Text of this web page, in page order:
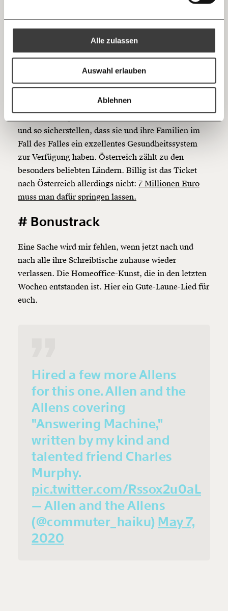
Alle zulassen
Auswahl erlauben
Ablehnen
Mehr Informationen:Datenschutz.
Anmelden
Ich spende einmalig
20€ 40€
60€ 100€
150€ €
Ich möchte meine Spende verschenken.
Du erhältst eine E-Mail mit deiner
Geschenkurkunde im PDF-Format, welche Du
ausdrucken oder weiterleiten und verschenken
Weiter
1/3
Bluesky
https://www.moment.at/story/ein-haertefall-kommt-selten-alleine/
#5 In was für einer Welt leben
wir eigentlich?
Weltweit bricht die Wirtschaft ein. Die ganze
Prozent Umsatz melden sogenannte
Staatsbürgerschaftsmakler seit dem Beginn der
und so sicherstellen, dass sie und ihre Familien im
Fall des Falles ein exzellentes Gesundheitssystem
zur Verfügung haben. Österreich zählt zu den
besonders beliebten Ländern. Billig ist das Ticket
nach Österreich allerdings nicht: 7 Millionen Euro
muss man dafür springen lassen.
# Bonustrack
Eine Sache wird mir fehlen, wenn jetzt nach und
nach alle ihre Schreibtische zuhause wieder
verlassen. Die Homeoffice-Kunst, die in den letzten
Wochen entstanden ist. Hier ein Gute-Laune-Lied für
euch.
Hired a few more Allens
for this one. Allen and the
Allens covering
"Answering Machine,"
written by my kind and
talented friend Charles
Murphy.
pic.twitter.com/Rssox2u0aL
— Allen and the Allens
(@commuter_haiku) May 7,
2020